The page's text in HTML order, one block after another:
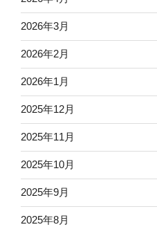
2026年3月
2026年2月
2026年1月
2025年12月
2025年11月
2025年10月
2025年9月
2025年8月